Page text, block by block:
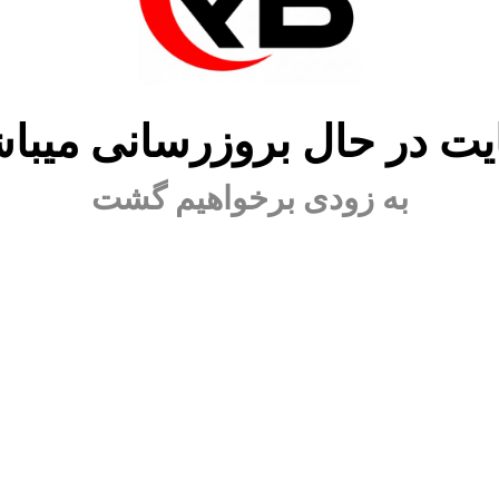
در حال بروزرسانی
به زودی برخواهیم گشت